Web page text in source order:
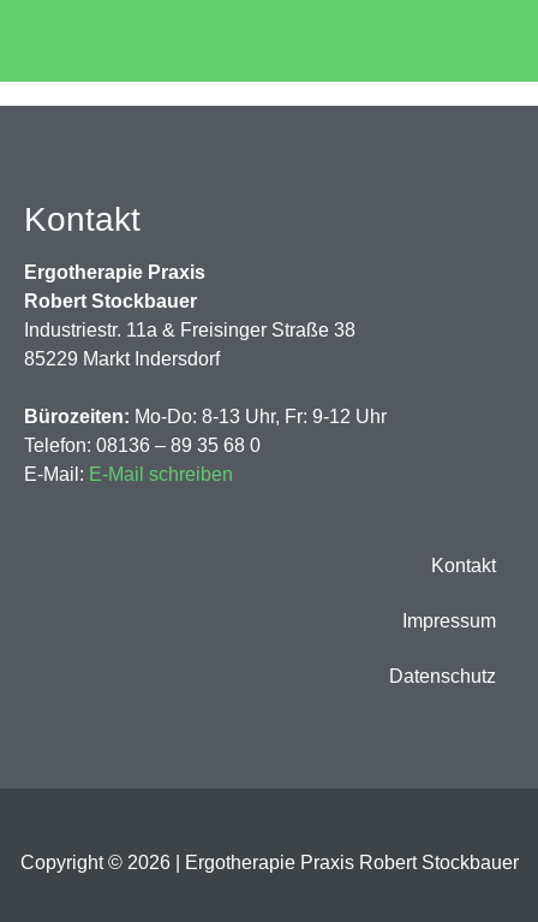
Kontakt
Ergotherapie Praxis
Robert Stockbauer
Industriestr. 11a & Freisinger Straße 38
85229 Markt Indersdorf
Bürozeiten: Mo-Do: 8-13 Uhr, Fr: 9-12 Uhr
Telefon: 08136 – 89 35 68 0
E-Mail: E-Mail schreiben
Kontakt
Impressum
Datenschutz
Copyright © 2026 | Ergotherapie Praxis Robert Stockbauer